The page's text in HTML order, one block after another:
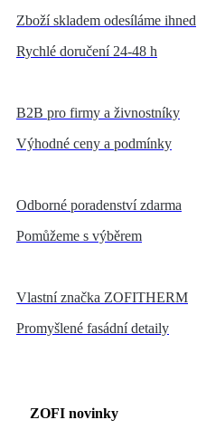
Zboží skladem odesíláme ihned
Rychlé doručení 24-48 h
B2B pro firmy a živnostníky
Výhodné ceny a podmínky
Odborné poradenství zdarma
Pomůžeme s výběrem
Vlastní značka ZOFITHERM
Promyšlené fasádní detaily
ZOFI novinky